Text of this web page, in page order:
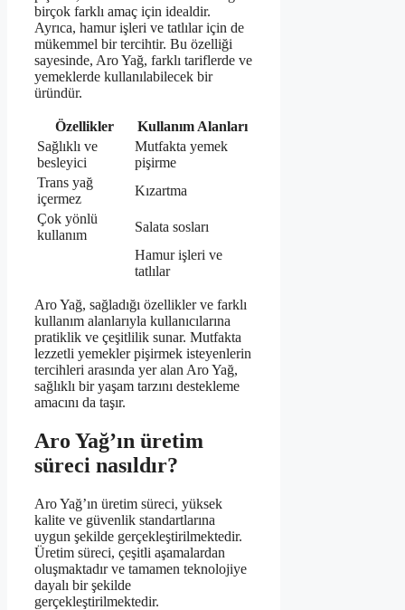
birçok farklı amaç için idealdir.
Ayrıca, hamur işleri ve tatlılar için de
mükemmel bir tercihtir. Bu özelliği
sayesinde, Aro Yağ, farklı tariflerde ve
yemeklerde kullanılabilecek bir
üründür.
Özellikler
Kullanım Alanları
Sağlıklı ve
besleyici
Mutfakta yemek
pişirme
Trans yağ
içermez
Kızartma
Çok yönlü
kullanım
Salata sosları
Hamur işleri ve
tatlılar
Aro Yağ, sağladığı özellikler ve farklı
kullanım alanlarıyla kullanıcılarına
pratiklik ve çeşitlilik sunar. Mutfakta
lezzetli yemekler pişirmek isteyenlerin
tercihleri arasında yer alan Aro Yağ,
sağlıklı bir yaşam tarzını destekleme
amacını da taşır.
Aro Yağ’ın üretim
süreci nasıldır?
Aro Yağ’ın üretim süreci, yüksek
kalite ve güvenlik standartlarına
uygun şekilde gerçekleştirilmektedir.
Üretim süreci, çeşitli aşamalardan
oluşmaktadır ve tamamen teknolojiye
dayalı bir şekilde
gerçekleştirilmektedir.